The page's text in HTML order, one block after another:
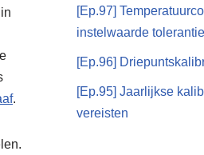
.
[Ep.97]
instelwaarde tolerantie
[Ep.96]
[Ep.95] Jaarlijkse
vereisten